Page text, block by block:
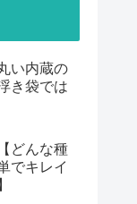
い内蔵の
き袋では
どんな種
でキレイ